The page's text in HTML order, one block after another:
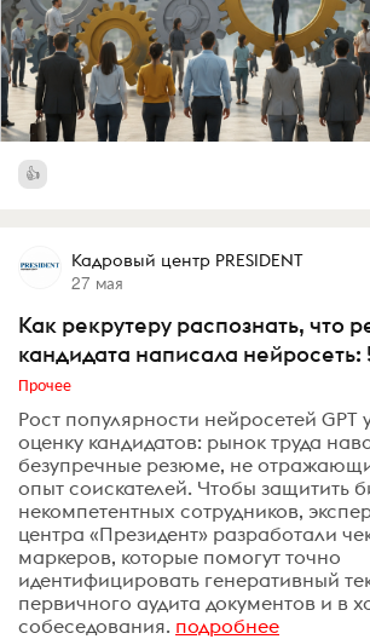
Кадровый центр PRESIDENT
27 мая
Как рекрутеру распознать, что
кандидата написала нейросеть:
Прочее
Рост популярности нейросетей GPT
оценку кандидатов: рынок труда
безупречные резюме, не
опыт соискателей. Чтобы защитить
некомпетентных сотрудников,
центра «Президент» разработали
маркеров, которые помогут точно
идентифицировать генеративный
первичного аудита документов и в
собеседования. подробнее